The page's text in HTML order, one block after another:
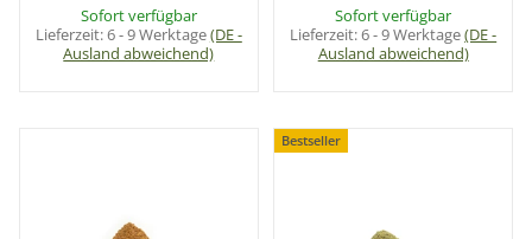
Sofort verfügbar
Lieferzeit:6 - 9 Werktage(DE -
Ausland abweichend)
Sofort verfügbar
Lieferzeit:6 - 9 Werktage(DE -
Ausland abweichend)
Bestseller